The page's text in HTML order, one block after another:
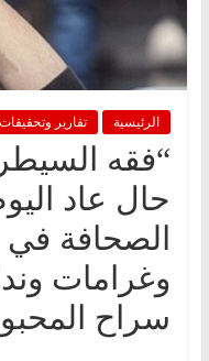
الرئيسية تقارير وتحقيقات
“فقه
حال عاد
الصحافة
وغرامات
سراح